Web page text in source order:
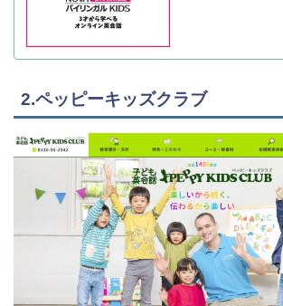
2.ペッピーキッズクラブ